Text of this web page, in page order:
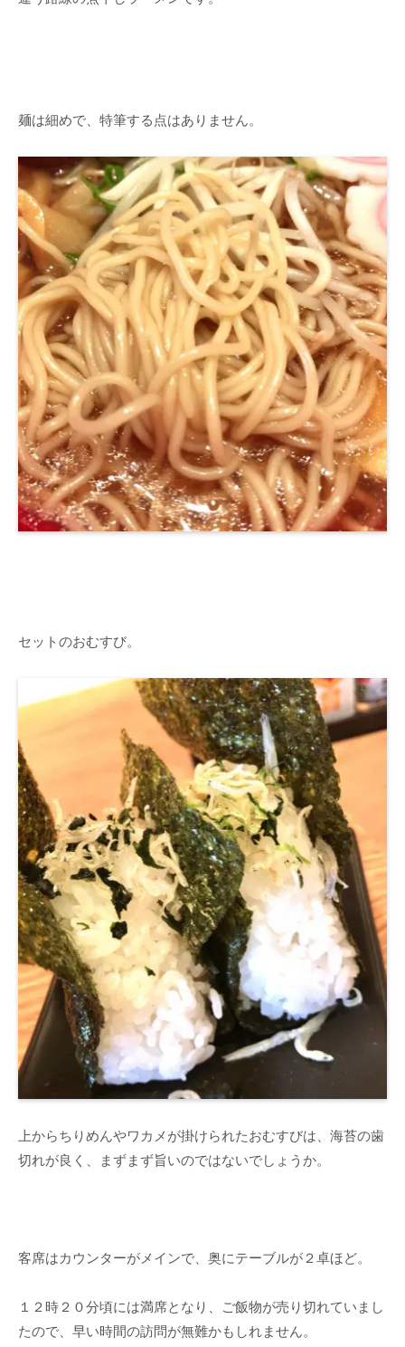
麺は細めで、特筆する点はありません。
セットのおむすび。
上からちりめんやワカメが掛けられたおむすびは、海苔の歯
切れが良く、まずまず旨いのではないでしょうか。
客席はカウンターがメインで、奥にテーブルが２卓ほど。
１２時２０分頃には満席となり、ご飯物が売り切れていまし
たので、早い時間の訪問が無難かもしれません。